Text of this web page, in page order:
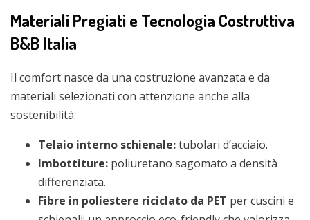
Materiali Pregiati e Tecnologia Costruttiva
B&B Italia
Il comfort nasce da una costruzione avanzata e da
materiali selezionati con attenzione anche alla
sostenibilità:
Telaio interno schienale:tubolari d’acciaio.
Imbottiture: poliuretano sagomato a densità
differenziata.
Fibre in poliestere riciclato da PET per cuscini e